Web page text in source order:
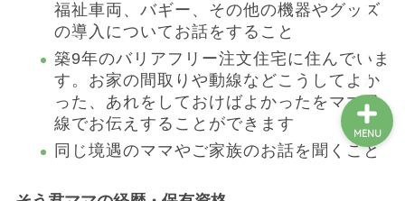
福祉車両、バギー、その他の機器やグッズ
の導入についてお話をすること
築9年のバリアフリー注文住宅に住んでいま
す。お家の間取りや動線などこうしてよか
った、あれをしておけばよかったをママ目
線でお伝えすることができます
同じ境遇のママやご家族のお話を聞くこと
MENU
支援をしたい方